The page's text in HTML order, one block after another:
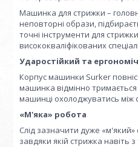
Машинка для стрижки –
неповторні образи,
точні інструменти для
висококваліфікованих
Ударостійкий та
Корпус машинки Surker
машинка відмінно
машинці охолоджуватись між
«М'яка» робота
Слід зазначити дуже «м'який»
завдяки якій стрижка